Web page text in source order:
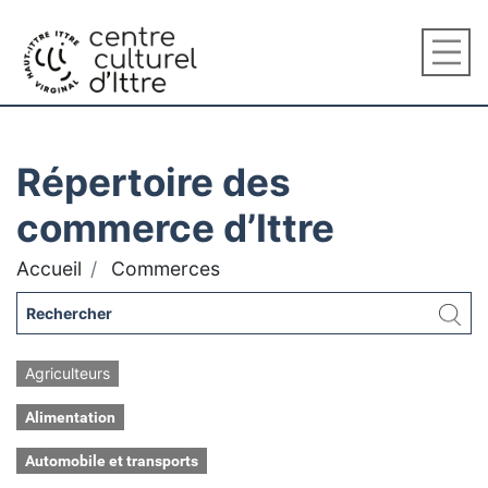
Répertoire des
commerce d’Ittre
Accueil Commerces
Agriculteurs
Alimentation
Automobile et transports